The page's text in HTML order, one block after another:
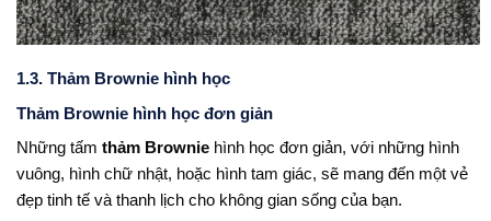
1.3. Thảm Brownie hình học
Thảm Brownie hình học đơn giản
Những tấm thảm Brownie hình học đơn giản, với những hình
vuông, hình chữ nhật, hoặc hình tam giác, sẽ mang đến một vẻ
đẹp tinh tế và thanh lịch cho không gian sống của bạn.